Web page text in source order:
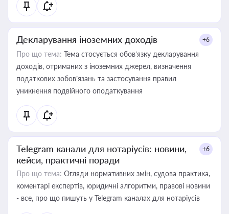
Декларування іноземних доходів +6
Про що тема: Тема стосується обов’язку декларування
доходів, отриманих з іноземних джерел, визначення
податкових зобов’язань та застосування правил
уникнення подвійного оподаткування
Telegram канали для нотаріусів: новини,
кейси, практичні поради
+6
Про що тема: Огляди нормативних змін, судова практика,
коментарі експертів, юридичні алгоритми, правові новини
- все, про що пишуть у Telegram каналах для нотаріусів